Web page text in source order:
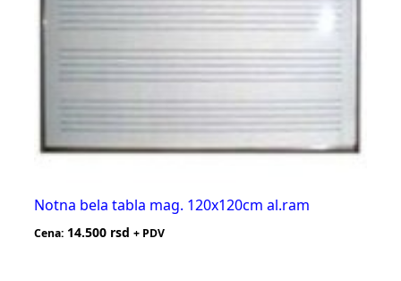
Notna bela tabla mag. 120x120cm al.ram
Cena: 14.500 rsd + PDV